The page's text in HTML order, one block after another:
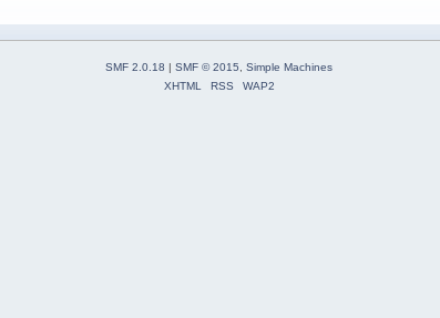
SMF 2.0.18 | SMF © 2015
Simple Machines
XHTML
RSS WAP2